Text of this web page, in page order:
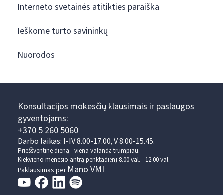
Interneto svetainės atitikties paraiška
Ieškome turto savininkų
Nuorodos
Konsultacijos mokesčių klausimais ir paslaugos
gyventojams:
+370 5 260 5060
Darbo laikas: I-IV 8.00-17.00, V 8.00-15.45.
Prieššventinę dieną - viena valanda trumpiau.
Kiekvieno mėnesio antrą penktadienį 8.00 val. - 12.00 val.
Paklausimas per Mano VMI